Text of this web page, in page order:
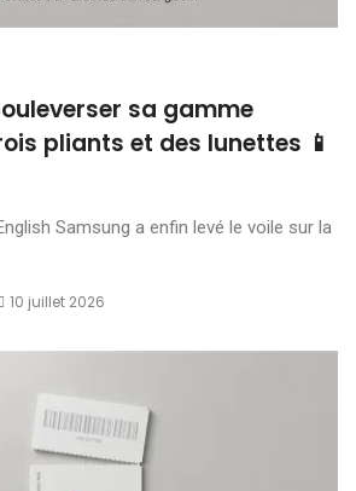
sa gamme
pliants et des lunettes 📱
Samsung a enfin levé le voile sur la
10 juillet 2026